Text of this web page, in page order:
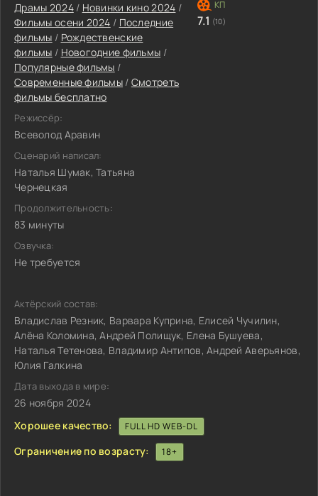
Драмы 2024/ Новинки кино 2024 /
Фильмы осени 2024 / Последние
фильмы / Рождественские
фильмы / Новогодние фильмы /
Популярные фильмы /
Современные фильмы / Смотреть
фильмы бесплатно
Режиссёр:
Всеволод Аравин
Сценарий написал:
Наталья Шумак, Татьяна
Чернецкая
Продолжительность:
83 минуты
Озвучка:
Не требуется
7.1 (10)
Актёрский состав:
Владислав Резник, Варвара Куприна, Елисей Чучилин,
Алёна Коломина, Андрей Полищук, Елена Бушуева,
Наталья Тетенова, Владимир Антипов, Андрей Аверьянов,
Юлия Галкина
Дата выхода в мире:
26 ноября 2024
Хорошее качество:
FULL HD WEB-DL
Ограничение по возрасту: 18+